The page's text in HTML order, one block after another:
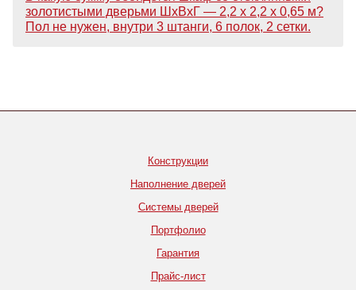
золотистыми дверьми ШхВхГ — 2,2 х 2,2 х 0,65 м?
Пол не нужен, внутри 3 штанги, 6 полок, 2 сетки.
Конструкции
Наполнение дверей
Системы дверей
Портфолио
Гарантия
Прайс-лист